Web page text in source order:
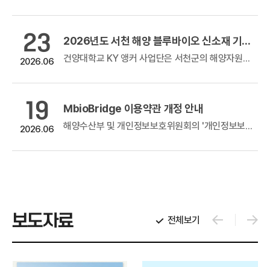
지원)
23
2026.06
2026년도 서천 해양 블루바이오 신소재 기반 관련 기술지원 및 해외진출 등 사업화 지원사업 공고
건양대학교 KY 앵커 사업단은 서천군의 해양자원과 블루바이오 잠재력을 활용, 블루바이오 융합 신산업 발굴 및 육성 추진을 위해 지역 산업의 실제...
19
2026.06
MbioBridge 이용약관 개정 안내
해양수산부 및 개인정보보호위원회의 '개인정보보호 강화를 위한 인터넷망 개인정보처리시스템 이용약관 개정 지침'에 따라, 안전성이 확보되지 않은 자...
보도자료 전체보기